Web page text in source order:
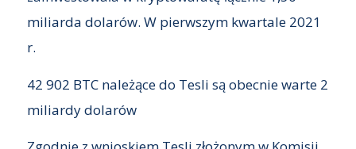
miliarda dolarów. W pierwszym kwartale 2021
r.
42 902 BTC należące do Tesli są obecnie warte 2
miliardy dolarów